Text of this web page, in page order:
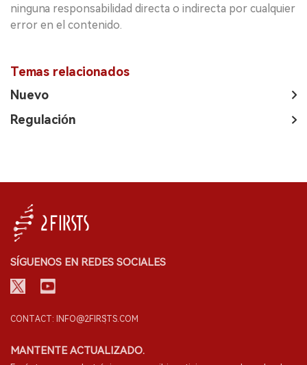
ninguna responsabilidad directa o indirecta por cualquier
error en el contenido.
Temas relacionados
Nuevo
Regulación
SÍGUENOS EN REDES SOCIALES
CONTACT: INFO@2FIRSTS.COM
MANTENTE ACTUALIZADO.